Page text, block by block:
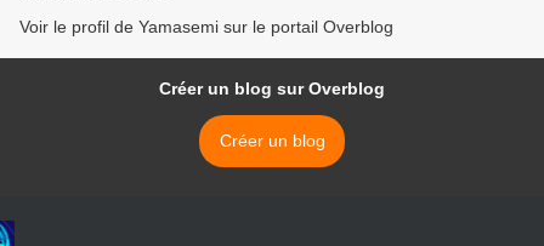
Voir le profil de Yamasemi sur le portail Overblog
Créer un blog sur Overblog
Créer un blog